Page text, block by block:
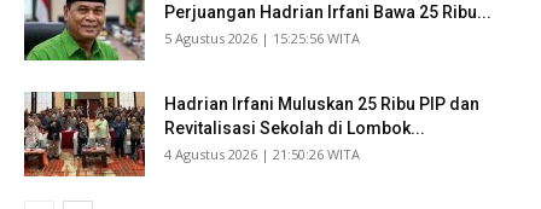
Perjuangan Hadrian Irfani Bawa 25 Ribu...
​5 Agustus 2026 | 15:25:56 WITA
Hadrian Irfani Muluskan 25 Ribu PIP dan
Revitalisasi Sekolah di Lombok...
​4 Agustus 2026 | 21:50:26 WITA